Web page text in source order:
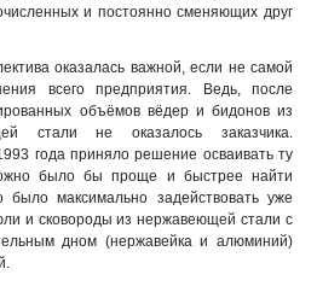
и постоянно сменяющих друг
оказалась важной, если не самой
всего предприятия. Ведь, после
объёмов вёдер и бидонов из
стали не оказалось заказчика.
года приняло решение осваивать ту
было бы проще и быстрее найти
максимально задействовать уже
и сковороды из нержавеющей стали с
дном (нержавейка и алюминий)